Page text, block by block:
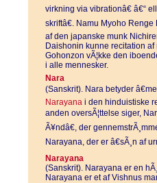
virkning via vibrationâ€ â€“
skriftâ€. Namu Myoho
af den japanske munk
Daishonin kunne recitation
Gohonzon vÃ¦kke den
i alle mennesker.
Nara
(Sanskrit). Nara betyder
Narayana i den hinduistiske
anden oversÃ¦ttelse siger,
Ã¥ndâ€, der
Narayana, der er â€sÃ¸n af
Narayana
(Sanskrit). Narayana er en
Narayana er et af Vishnus